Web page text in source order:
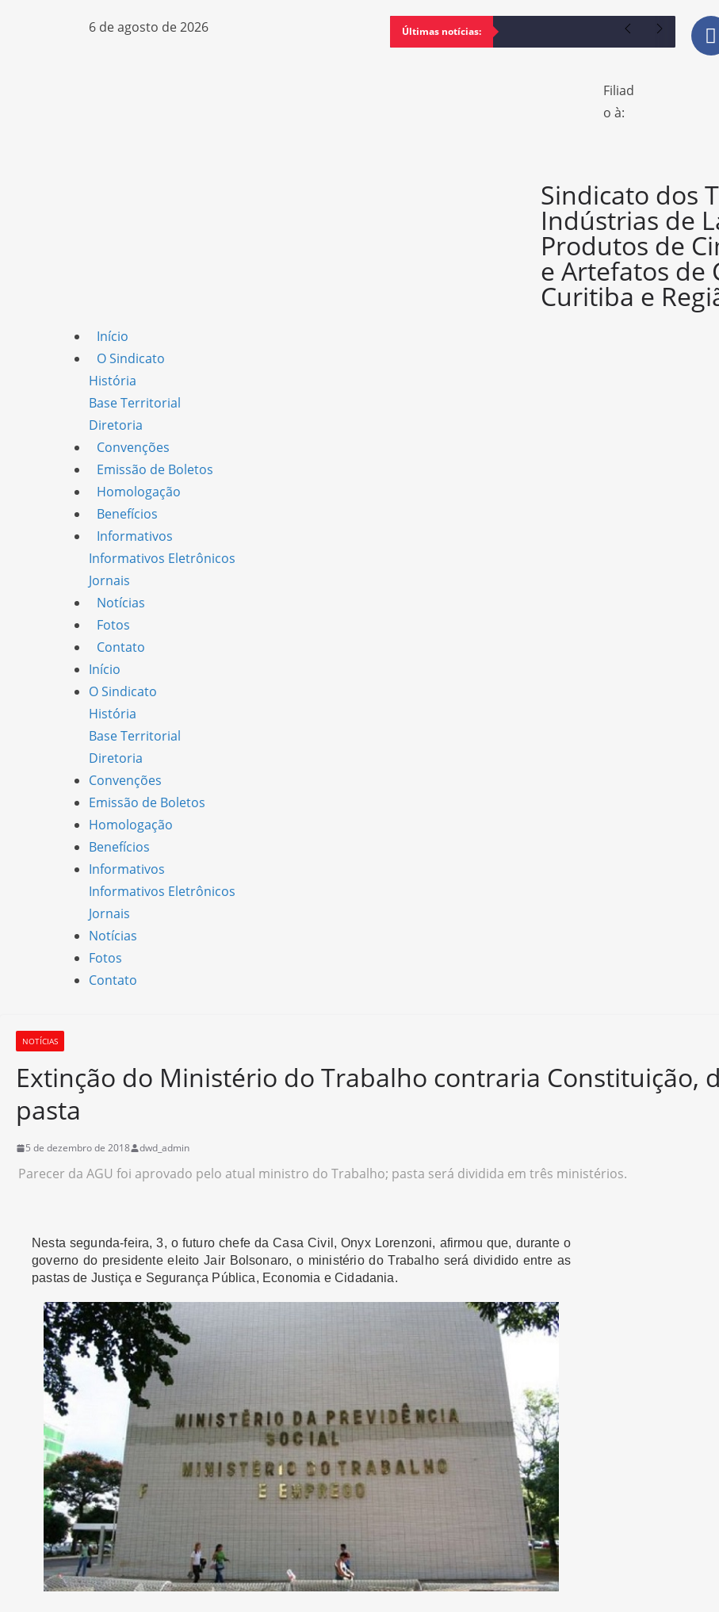
6 de agosto de 2026 Últimas notícias:
Filiad
o à:
Sindicato dos
Indústrias de
Produtos de
e Artefatos de
Curitiba e
Início
O Sindicato
História
Base Territorial
Diretoria
Convenções
Emissão de Boletos
Homologação
Benefícios
Informativos
Informativos Eletrônicos
Jornais
Notícias
Fotos
Contato
Início
O Sindicato
História
Base Territorial
Diretoria
Convenções
Emissão de Boletos
Homologação
Benefícios
Informativos
Informativos Eletrônicos
Jornais
Notícias
Fotos
Contato
NOTÍCIAS
Extinção do Ministério do Trabalho contraria Constituição,
pasta
5 de dezembro de 2018 dwd_admin
Parecer da AGU foi aprovado pelo atual ministro do Trabalho; pasta será dividida em três ministérios.
Nesta segunda-feira, 3, o futuro chefe da Casa Civil, Onyx Lorenzoni, afirmou que, durante o
governo do presidente eleito Jair Bolsonaro, o ministério do Trabalho será dividido entre as
pastas de Justiça e Segurança Pública, Economia e Cidadania.